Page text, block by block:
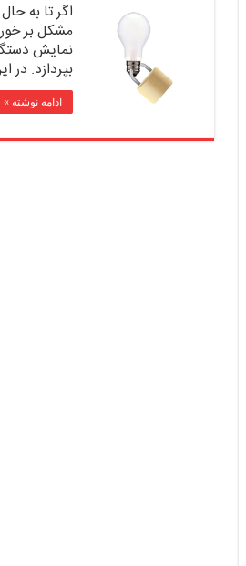
اگر تا به
مشکل بر
نمایش
بپردازد.
ادامه نوشته »